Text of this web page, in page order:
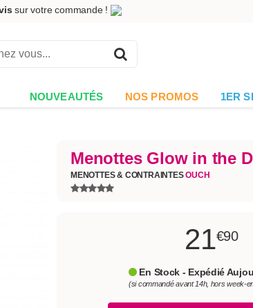
sur votre commande !
NOUVEAUTÉS NOS PROMOS 1ER
Menottes Glow in the
MENOTTES & CONTRAINTESOUCH
21€90
En Stock - Expédié
(si commandé avant 14h, hors week-